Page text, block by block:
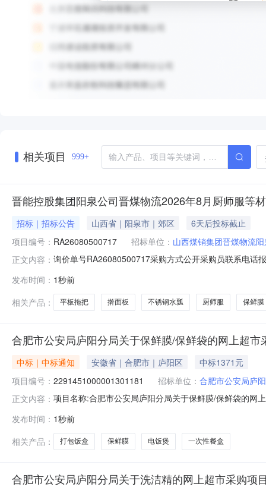
相关项目 999+
晋能控股集团阳泉公司晋煤物流2026年8月厨师服等
招标｜招标公告 山西省｜阳泉市｜郊区
6天后投标截止
项目编号： RA26080500717 招标单位： 山西煤销集团晋煤物流
正文内容： 询价单号RA26080500717采购方式公开采购员联系电话
9CR18MOV、22cm*11cm、2号厨师刀、4.0把2026-
发布时间： 1秒前
相关产品：
平板拖把 擀面板 不锈钢水瓢 厨师服 保鲜膜
合肥市公安局庐阳分局关于保鲜膜/保鲜袋的网上超市
中标｜中标通知 安徽省｜合肥市｜庐阳区
中标1371元
项目编号： 2291451000001301181 招标单位： 合肥市公安局庐
正文内容： 项目名称:合肥市公安局庐阳分局关于保鲜膜/保鲜袋的网
市公安局庐阳分局采购单位地址:/三、成交信息交易方
发布时间： 1秒前
相关产品：
打包饭盒 保鲜膜 电饭煲 一次性餐盒
合肥市公安局庐阳分局关于洗洁精的网上超市采购项